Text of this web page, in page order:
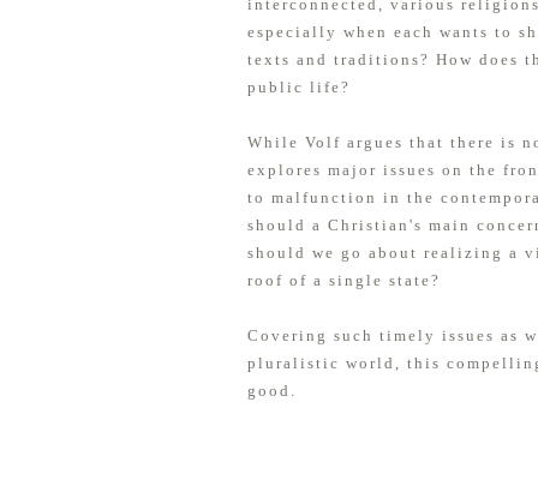
interconnected, various
especially when each wants to
texts and traditions? How does
public life?
While Volf argues that there is
explores major issues on the
to malfunction in the
should a Christian's main
should we go about realizing a
roof of a single state?
Covering such timely issues as
pluralistic world, this
good.